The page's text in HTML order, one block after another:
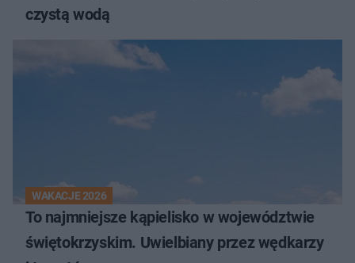
czystą wodą
WAKACJE 2026
To najmniejsze kąpielisko w województwie
świętokrzyskim. Uwielbiany przez wędkarzy